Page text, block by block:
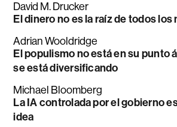
David M. Drucker
El dinero no es la raíz de todos
Adrian Wooldridge
El populismo no está en su punto
se está diversificando
Michael Bloomberg
La IA controlada por el gobierno
idea